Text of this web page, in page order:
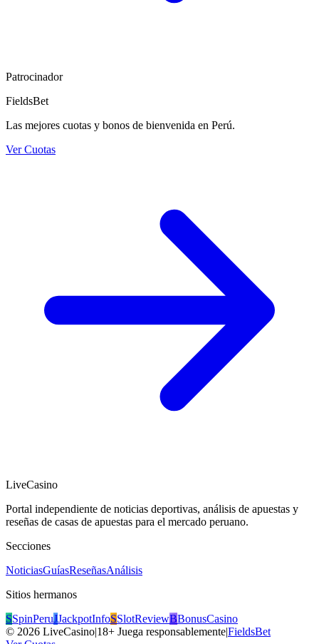
Patrocinador
FieldsBet
Las mejores cuotas y bonos de bienvenida en Perú.
Ver Cuotas
LiveCasino
Portal independiente de noticias deportivas, análisis de apuestas y
reseñas de casas de apuestas para el mercado peruano.
Secciones
NoticiasGuíasReseñasAnálisis
Sitios hermanos
SSpinPeruJJackpotInfoSSlotReviewBBonusCasino
© 2026 LiveCasino|18+ Juega responsablemente|FieldsBet